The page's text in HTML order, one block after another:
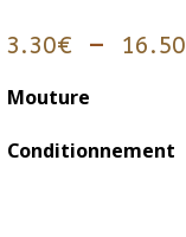
3.30€ – 16.50
Mouture
Conditionnement